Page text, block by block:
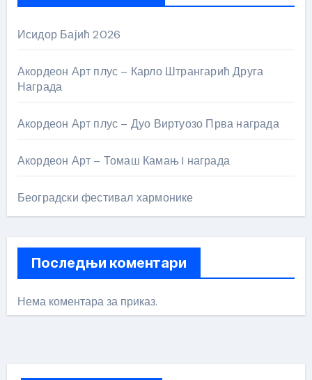
Исидор Бајић 2026
Акордеон Арт плус – Карло Штрангарић Друга
Награда
Акордеон Арт плус – Дуо Виртуозо Прва награда
Акордеон Арт – Томаш Камањ I награда
Београдски фестивал хармонике
Последњи коментари
Нема коментара за приказ.